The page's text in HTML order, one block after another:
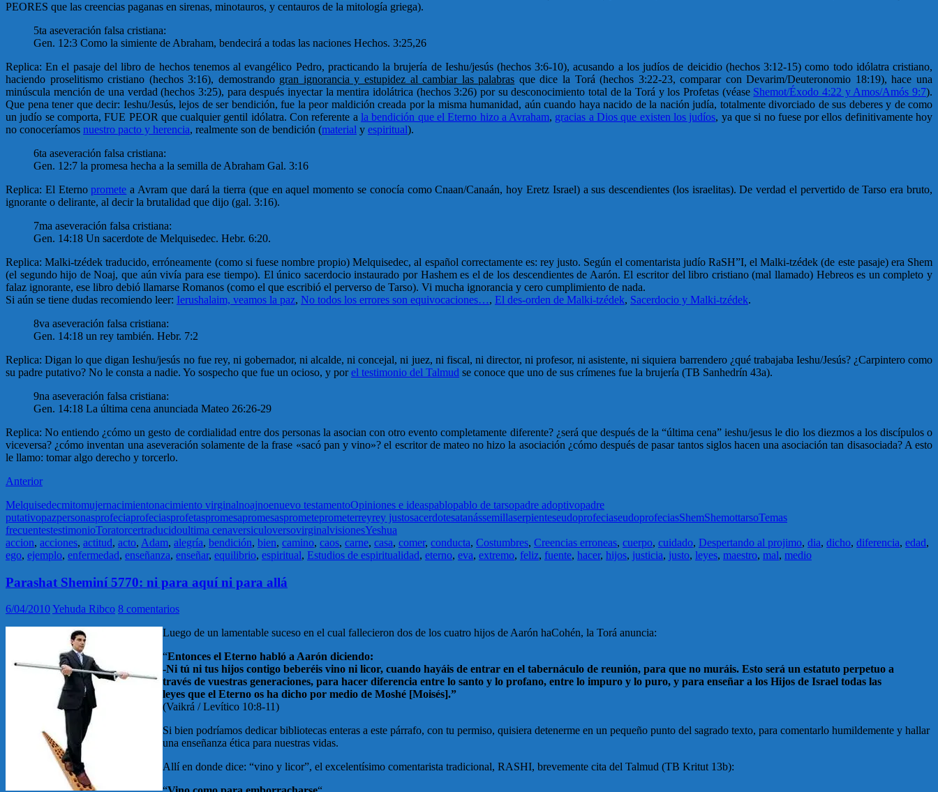
PEORES que las creencias paganas en sirenas, minotauros, y centauros de la mitología griega).
5ta aseveración falsa cristiana:
Gen. 12:3 Como la simiente de Abraham, bendecirá a todas las naciones Hechos. 3:25,26
Replica: En el pasaje del libro de hechos tenemos al evangélico Pedro, practicando la brujería de Ieshu/jesús (hechos 3:6-10), acusando a los judíos de deicidio (hechos 3:12-15) como todo idólatra cristiano,
haciendo proselitismo cristiano (hechos 3:16), demostrando gran ignorancia y estupidez al cambiar las palabras que dice la Torá (hechos 3:22-23, comparar con Devarim/Deuteronomio 18:19), hace una
minúscula mención de una verdad (hechos 3:25), para después inyectar la mentira idolátrica (hechos 3:26) por su desconocimiento total de la Torá y los Profetas (véase Shemot/Éxodo 4:22 y Amos/Amós 9:7).
Que pena tener que decir: Ieshu/Jesús, lejos de ser bendición, fue la peor maldición creada por la misma humanidad, aún cuando haya nacido de la nación judía, totalmente divorciado de sus deberes y de como
un judío se comporta, FUE PEOR que cualquier gentil idólatra. Con referente a la bendición que el Eterno hizo a Avraham, gracias a Dios que existen los judíos, ya que si no fuese por ellos definitivamente hoy
no conoceríamos nuestro pacto y herencia, realmente son de bendición (material y espiritual).
6ta aseveración falsa cristiana:
Gen. 12:7 la promesa hecha a la semilla de Abraham Gal. 3:16
Replica: El Eternopromete a Avram que dará la tierra (que en aquel momento se conocía como Cnaan/Canaán, hoy Eretz Israel) a sus descendientes (los israelitas). De verdad el pervertido de Tarso era bruto,
ignorante o delirante, al decir la brutalidad que dijo (gal. 3:16).
7ma aseveración falsa cristiana:
Gen. 14:18 Un sacerdote de Melquisedec. Hebr. 6:20.
Replica: Malki-tzédek traducido, erróneamente (como si fuese nombre propio) Melquisedec, al español correctamente es: rey justo. Según el comentarista judío RaSH”I, el Malki-tzédek (de este pasaje) era Shem
(el segundo hijo de Noaj, que aún vivía para ese tiempo). El único sacerdocio instaurado por Hashem es el de los descendientes de Aarón. El escritor del libro cristiano (mal llamado) Hebreos es un completo y
falaz ignorante, ese libro debió llamarse Romanos (como el que escribió el perverso de Tarso). Vi mucha ignorancia y cero cumplimiento de nada.
Si aún se tiene dudas recomiendo leer: Ierushalaim, veamos la paz, No todos los errores son equivocaciones…, El des-orden de Malki-tzédek, Sacerdocio y Malki-tzédek.
8va aseveración falsa cristiana:
Gen. 14:18 un rey también. Hebr. 7:2
Replica: Digan lo que digan Ieshu/jesús no fue rey, ni gobernador, ni alcalde, ni concejal, ni juez, ni fiscal, ni director, ni profesor, ni asistente, ni siquiera barrendero ¿qué trabajaba Ieshu/Jesús? ¿Carpintero como
su padre putativo? No le consta a nadie. Yo sospecho que fue un ocioso, y porel testimonio del Talmud se conoce que uno de sus crímenes fue la brujería (TB Sanhedrín 43a).
9na aseveración falsa cristiana:
Gen. 14:18 La última cena anunciada Mateo 26:26-29
Replica: No entiendo ¿cómo un gesto de cordialidad entre dos personas la asocian con otro evento completamente diferente? ¿será que después de la “última cena” ieshu/jesus le dio los diezmos a los discípulos o
viceversa? ¿cómo inventan una aseveración solamente de la frase «sacó pan y vino»? el escritor de mateo no hizo la asociación ¿cómo después de pasar tantos siglos hacen una asociación tan disasociada? A esto
le llamo: tomar algo derecho y torcerlo.
Anterior
Melquisedecmitomujernacimientonacimiento virginalnoajnoenuevo testamentoOpiniones e ideaspablopablo de tarsopadre adoptivopadre
putativopazpersonasprofeciaprofeciasprofetaspromesapromesasprometeprometerreyrey justosacerdotesatanássemillaserpienteseudoprofeciaseudoprofeciasShemShemottarsoTemas
frecuentestestimonioToratorcertraducidoultima cenaversiculoversovirginalvisionesYeshua
accion, acciones, actitud, acto, Adam, alegría, bendición, bien, camino, caos, carne, casa, comer, conducta, Costumbres, Creencias erroneas, cuerpo, cuidado, Despertando al projimo, dia, dicho, diferencia, edad,
ego, ejemplo, enfermedad, enseñanza, enseñar, equilibrio, espiritual, Estudios de espiritualidad, eterno, eva, extremo, feliz, fuente, hacer, hijos, justicia, justo, leyes, maestro, mal, medio
Parashat Sheminí 5770: ni para aquí ni para allá
6/04/2010Yehuda Ribco 8 comentarios
Luego de un lamentable suceso en el cual fallecieron dos de los cuatro hijos de Aarón haCohén, la Torá anuncia:
“Entonces el Eterno habló a Aarón diciendo:
-Ni tú ni tus hijos contigo beberéis vino ni licor, cuando hayáis de entrar en el tabernáculo de reunión, para que no muráis. Esto será un estatuto perpetuo a
través de vuestras generaciones, para hacer diferencia entre lo santo y lo profano, entre lo impuro y lo puro, y para enseñar a los Hijos de Israel todas las
leyes que el Eterno os ha dicho por medio de Moshé [Moisés].”
(Vaikrá / Levítico 10:8-11)
Si bien podríamos dedicar bibliotecas enteras a este párrafo, con tu permiso, quisiera detenerme en un pequeño punto del sagrado texto, para comentarlo humildemente y hallar
una enseñanza ética para nuestras vidas.
Allí en donde dice: “vino y licor”, el excelentísimo comentarista tradicional, RASHI, brevemente cita del Talmud (TB Kritut 13b):